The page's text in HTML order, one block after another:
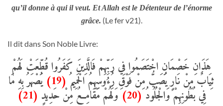
qu’il donne à qui il veut. Et Allah est le Détenteur de l’énorme
grâce. (Le fer v21).
Il dit dans Son Noble Livre:
هَذَانِ خَصْمَانِ اخْتَصَمُوا فِي رَبِّهِمْ فَالَّذِينَ كَفَرُوا قُطِّعَتْ لَهُمْ
ثِيَابٌ مِنْ نَارٍ يُصَبُّ مِنْ فَوْقِ رُءُوسِهِمُ الْحَمِيمُ(19) يُصْهَرُ بِهِ مَا
فِي بُطُونِهِمْ وَالْجُلُودُ(20) وَلَهُمْ مَقَامِعُ مِنْ حَدِيدٍ (21)